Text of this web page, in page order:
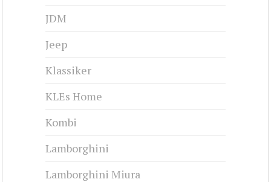
JDM
Jeep
Klassiker
KLEs Home
Kombi
Lamborghini
Lamborghini Miura